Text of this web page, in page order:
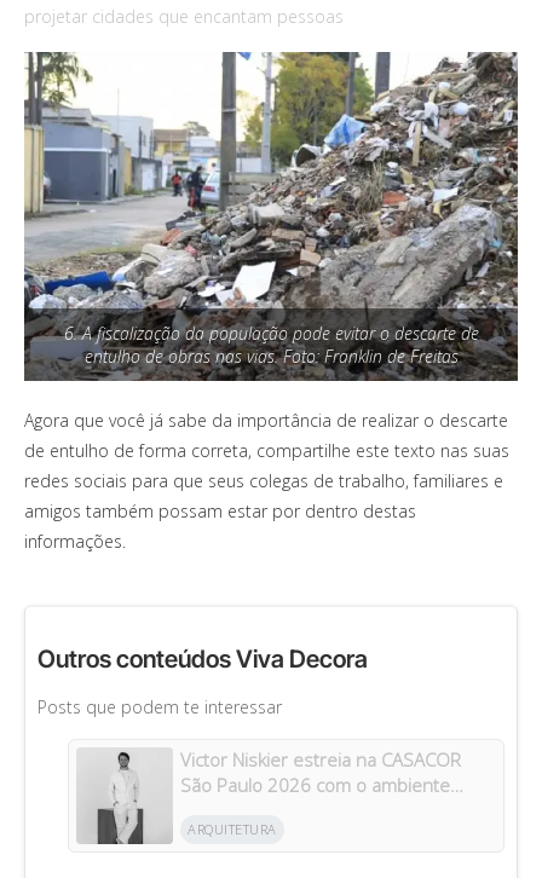
projetar cidades que encantam pessoas
6. A fiscalização da população pode evitar o descarte de
entulho de obras nas vias. Foto: Franklin de Freitas
Agora que você já sabe da importância de realizar o descarte
de entulho de forma correta, compartilhe este texto nas suas
redes sociais para que seus colegas de trabalho, familiares e
amigos também possam estar por dentro destas
informações.
Outros conteúdos Viva Decora
Posts que podem te interessar
Victor Niskier estreia na CASACOR
São Paulo 2026 com o ambiente
ARQUITETURA